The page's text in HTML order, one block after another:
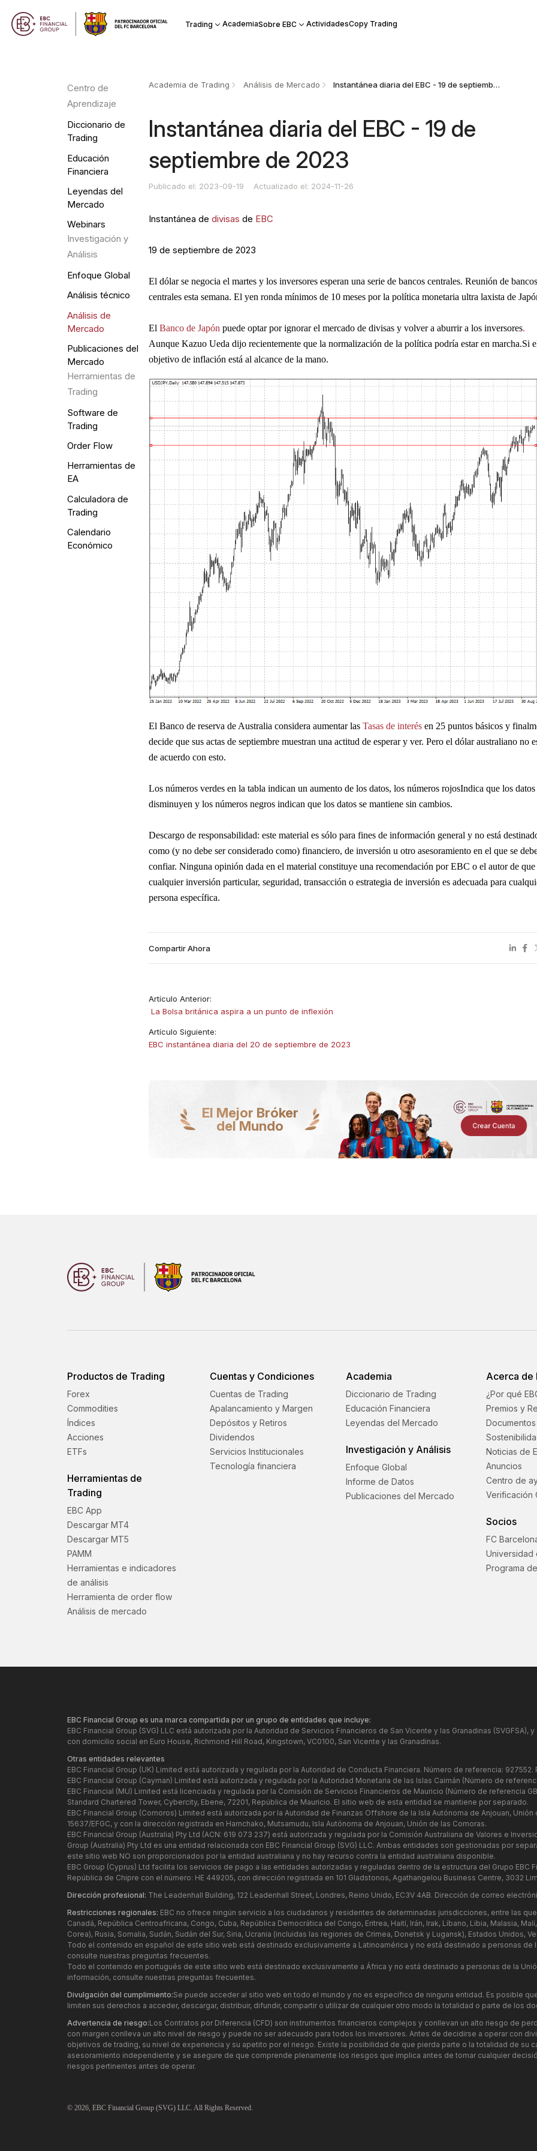
Trading AcademiaSobre EBC ActividadesCopy Trading
Centro de
Aprendizaje
Diccionario de
Trading
Educación
Financiera
Leyendas del
Mercado
Webinars
Investigación y
Análisis
Enfoque Global
Análisis técnico
Análisis de
Mercado
Publicaciones del
Mercado
Herramientas de
Trading
Software de
Trading
Order Flow
Herramientas de
EA
Calculadora de
Trading
Calendario
Económico
Academia de Trading Análisis de Mercado Instantánea diaria del EBC - 19 de septiembre de 2023
Instantánea diaria del EBC - 19 de
septiembre de 2023
Publicado el: 2023-09-19 Actualizado el: 2024-11-26
Instantánea dedivisas de EBC
19 de septiembre de 2023
El dólar se negocia el martes y los inversores esperan una serie de bancos centrales. Reunión de
centrales esta semana. El yen ronda mínimos de 10 meses por la política monetaria ultra laxista de
El Banco de Japón puede optar por ignorar el mercado de divisas y volver a aburrir a los inversores.
Aunque Kazuo Ueda dijo recientemente que la normalización de la política podría estar en marcha.Si
objetivo de inflación está al alcance de la mano.
El Banco de reserva de Australia considera aumentar las Tasas de interés en 25 puntos básicos y
decide que sus actas de septiembre muestran una actitud de esperar y ver. Pero el dólar australiano no
de acuerdo con esto.
Los números verdes en la tabla indican un aumento de los datos, los números rojosIndica que los datos
disminuyen y los números negros indican que los datos se mantiene sin cambios.
Descargo de responsabilidad: este material es sólo para fines de información general y no está
como (y no debe ser considerado como) financiero, de inversión u otro asesoramiento en el que se
confiar. Ninguna opinión dada en el material constituye una recomendación por EBC o el autor de que
cualquier inversión particular, seguridad, transacción o estrategia de inversión es adecuada para
persona específica.
Compartir Ahora
Artículo Anterior:
​ La Bolsa británica aspira a un punto de inflexión
Artículo Siguiente:
EBC instantánea diaria del 20 de septiembre de 2023
El Mejor Bróker
del Mundo
Crear Cuenta
Productos de Trading
Forex
Commodities
Índices
Acciones
ETFs
Herramientas de
Trading
EBC App
Descargar MT4
Descargar MT5
PAMM
Herramientas e indicadores
de análisis
Herramienta de order flow
Análisis de mercado
Cuentas y Condiciones
Cuentas de Trading
Apalancamiento y Margen
Depósitos y Retiros
Dividendos
Servicios Institucionales
Tecnología financiera
Academia
Diccionario de Trading
Educación Financiera
Leyendas del Mercado
Investigación y Análisis
Enfoque Global
Informe de Datos
Publicaciones del Mercado
Acerca de
¿Por qué
Premios y
Noticias de
Anuncios
Centro de
Verificación
Socios
FC
Universidad
Programa
EBC Financial Group es una marca compartida por un grupo de entidades que incluye:
EBC Financial Group (SVG) LLC está autorizada por la Autoridad de Servicios Financieros de San Vicente y las Granadinas
con domicilio social en Euro House, Richmond Hill Road, Kingstown, VC0100, San Vicente y las Granadinas.
Otras entidades relevantes
EBC Financial Group (UK) Limited está autorizada y regulada por la Autoridad de Conducta Financiera. Número de referencia:
EBC Financial Group (Cayman) Limited está autorizada y regulada por la Autoridad Monetaria de las Islas Caimán (Número de
EBC Financial (MU) Limited está licenciada y regulada por la Comisión de Servicios Financieros de Mauricio (Número de referencia
Standard Chartered Tower, Cybercity, Ebene, 72201, República de Mauricio. El sitio web de esta entidad se mantiene por separado.
EBC Financial Group (Comoros) Limited está autorizada por la Autoridad de Finanzas Offshore de la Isla Autónoma de Anjouan,
15637/EFGC, y con la dirección registrada en Hamchako, Mutsamudu, Isla Autónoma de Anjouan, Unión de las Comoras.
EBC Financial Group (Australia) Pty Ltd (ACN: 619 073 237) está autorizada y regulada por la Comisión Australiana de Valores e
Group (Australia) Pty Ltd es una entidad relacionada con EBC Financial Group (SVG) LLC. Ambas entidades son gestionadas por
este sitio web NO son proporcionados por la entidad australiana y no hay recurso contra la entidad australiana disponible.
EBC Group (Cyprus) Ltd facilita los servicios de pago a las entidades autorizadas y reguladas dentro de la estructura del Grupo EBC
República de Chipre con el número: HE 449205, con dirección registrada en 101 Gladstonos, Agathangelou Business Centre, 3032
Dirección profesional: The Leadenhall Building, 122 Leadenhall Street, Londres, Reino Unido, EC3V 4AB. Dirección de correo
Restricciones regionales: EBC no ofrece ningún servicio a los ciudadanos y residentes de determinadas jurisdicciones, entre las
Canadá, República Centroafricana, Congo, Cuba, República Democrática del Congo, Eritrea, Haití, Irán, Irak, Líbano, Libia, Malasia,
Corea), Rusia, Somalia, Sudán, Sudán del Sur, Siria, Ucrania (incluidas las regiones de Crimea, Donetsk y Lugansk), Estados Unidos,
Todo el contenido en español de este sitio web está destinado exclusivamente a Latinoamérica y no está destinado a personas de
consulte nuestras preguntas frecuentes.
Todo el contenido en portugués de este sitio web está destinado exclusivamente a África y no está destinado a personas de la
información, consulte nuestras preguntas frecuentes.
Divulgación del cumplimiento:Se puede acceder al sitio web en todo el mundo y no es específico de ninguna entidad. Es posible
limiten sus derechos a acceder, descargar, distribuir, difundir, compartir o utilizar de cualquier otro modo la totalidad o parte de los
Advertencia de riesgo:Los Contratos por Diferencia (CFD) son instrumentos financieros complejos y conllevan un alto riesgo de
con margen conlleva un alto nivel de riesgo y puede no ser adecuado para todos los inversores. Antes de decidirse a operar con
objetivos de trading, su nivel de experiencia y su apetito por el riesgo. Existe la posibilidad de que pierda parte o la totalidad de su
asesoramiento independiente y se asegure de que comprende plenamente los riesgos que implica antes de tomar cualquier
riesgos pertinentes antes de operar.
© 2026, EBC Financial Group (SVG) LLC. All Rights Reserved.